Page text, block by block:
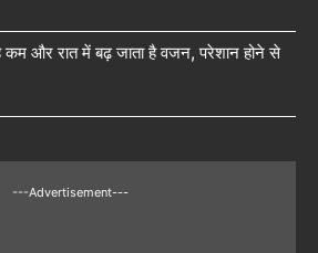
और रात में बढ़ जाता है वजन, परेशान होने से
---Advertisement---